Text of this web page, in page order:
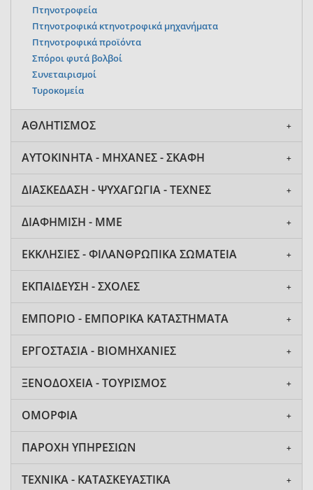
Πτηνοτροφεία
Πτηνοτροφικά κτηνοτροφικά μηχανήματα
Πτηνοτροφικά προϊόντα
Σπόροι φυτά βολβοί
Συνεταιρισμοί
Τυροκομεία
ΑΘΛΗΤΙΣΜΟΣ
ΑΥΤΟΚΙΝΗΤΑ - ΜΗΧΑΝΕΣ - ΣΚΑΦΗ
ΔΙΑΣΚΕΔΑΣΗ - ΨΥΧΑΓΩΓΙΑ - ΤΕΧΝΕΣ
ΔΙΑΦΗΜΙΣΗ - ΜΜΕ
ΕΚΚΛΗΣΙΕΣ - ΦΙΛΑΝΘΡΩΠΙΚΑ ΣΩΜΑΤΕΙΑ
ΕΚΠΑΙΔΕΥΣΗ - ΣΧΟΛΕΣ
ΕΜΠΟΡΙΟ - ΕΜΠΟΡΙΚΑ ΚΑΤΑΣΤΗΜΑΤΑ
ΕΡΓΟΣΤΑΣΙΑ - ΒΙΟΜΗΧΑΝΙΕΣ
ΞΕΝΟΔΟΧΕΙΑ - ΤΟΥΡΙΣΜΟΣ
ΟΜΟΡΦΙΑ
ΠΑΡΟΧΗ ΥΠΗΡΕΣΙΩΝ
ΤΕΧΝΙΚΑ - ΚΑΤΑΣΚΕΥΑΣΤΙΚΑ